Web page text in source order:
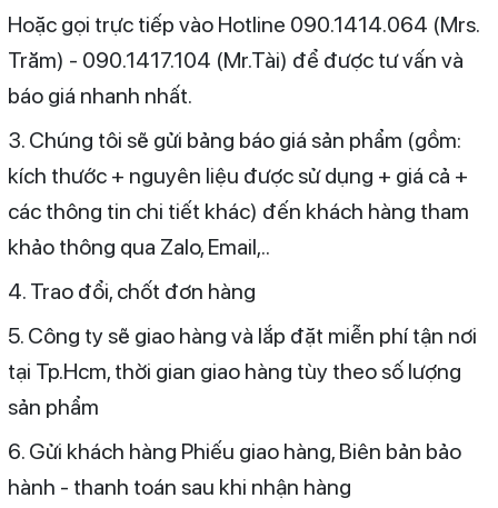
Hoặc gọi trực tiếp vào Hotline 090.1414.064 (Mrs.
Trăm) - 090.1417.104 (Mr.Tài) để được tư vấn và
báo giá nhanh nhất.
3. Chúng tôi sẽ gửi bảng báo giá sản phẩm (gồm:
kích thước + nguyên liệu được sử dụng + giá cả +
các thông tin chi tiết khác) đến khách hàng tham
khảo thông qua Zalo, Email,..
4. Trao đổi, chốt đơn hàng
5. Công ty sẽ giao hàng và lắp đặt miễn phí tận nơi
tại Tp.Hcm, thời gian giao hàng tùy theo số lượng
sản phẩm
6. Gửi khách hàng Phiếu giao hàng, Biên bản bảo
hành - thanh toán sau khi nhận hàng